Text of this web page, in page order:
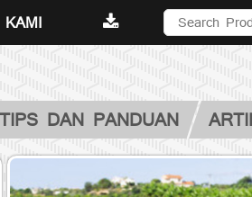
TIPS DAN PANDUAN